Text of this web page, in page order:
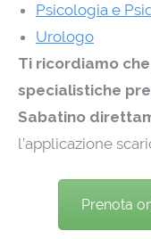
Psicologia e
Urologo
Ti ricordiamo
specialistiche
Sabatino
l’applicazione
Prenota